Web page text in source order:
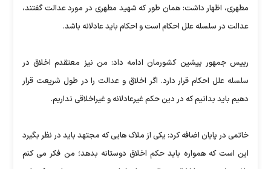
مطهری، اظهار داشت: همان طور که شهید مطهری در مورد عدالت گفتند،
عدالت در سلسله علل احکام است و احکام باید عادلانه باشد.
رییس جمهور پیشین کشورمان ادامه داد: من نیز معتقدم اخلاق در
سلسله علل احکام قرار دارد. اگر اخلاق و عدالت را در طول شریعت قرار
دهیم باید بدانیم که در دین حکم غیرعادلانه و غیراخلاقی نداریم.
خاتمی در پایان اضافه کرد: یکی از ملاک هایی که مجتهد باید در نظر بگیرد
این است که همواره باید حکم اخلاق دوستانه بدهد؛ من فکر می کنم